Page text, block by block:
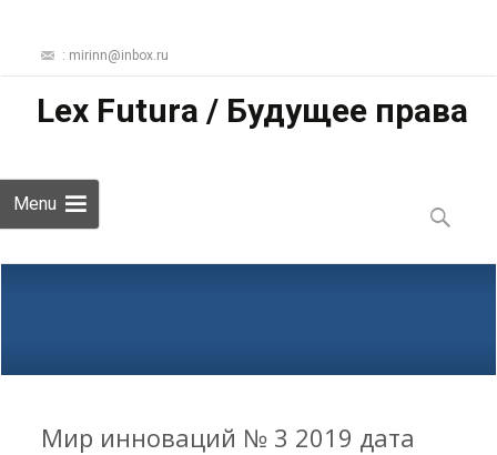
: mirinn@inbox.ru
Lex Futura / Будущее права
Menu
to
content
Найти:
Мир инноваций № 3 2019 дата